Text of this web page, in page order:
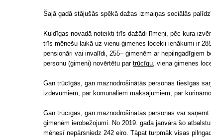
Šajā gadā stājušās spēkā dažas izmaiņas sociālās
Kuldīgas novadā noteikti trīs dažādi līmeņi, pēc kura
trīs mēnešu laikā uz vienu ģimenes locekli ienākumi ir
pensionāri vai invalīdi, 255– ģimenēm ar nepilngadīgiem
personu (ģimeni) novērtētu par trūcīgu, viena ģimenes
Gan trūcīgās, gan maznodrošinātās personas tiesīgas
izdevumiem, par komunāliem maksājumiem, par
Gan trūcīgās, gan maznodrošinātās personas var
ģimenēm ierobežojumi. No 2019. gada janvāra šo
mēnesī nepārsniedz 242 eiro. Tāpat turpmāk visas